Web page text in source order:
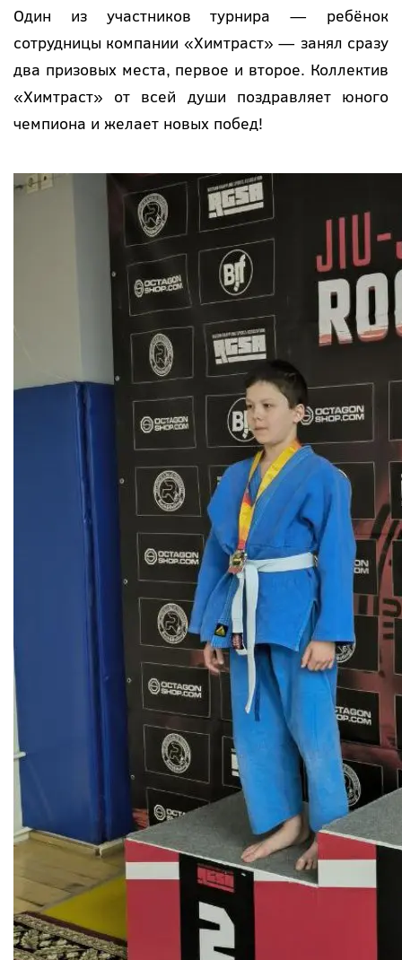
Один из участников турнира — ребёнок
сотрудницы компании «Химтраст» — занял сразу
два призовых места, первое и второе. Коллектив
«Химтраст» от всей души поздравляет юного
чемпиона и желает новых побед!